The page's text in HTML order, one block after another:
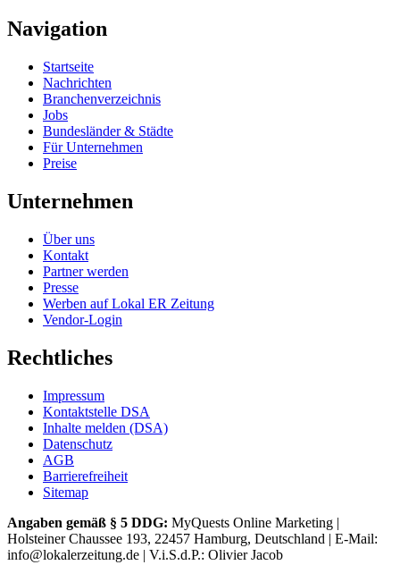
Navigation
Startseite
Nachrichten
Branchenverzeichnis
Jobs
Bundesländer & Städte
Für Unternehmen
Preise
Unternehmen
Über uns
Kontakt
Partner werden
Presse
Werben auf Lokal ER Zeitung
Vendor-Login
Rechtliches
Impressum
Kontaktstelle DSA
Inhalte melden (DSA)
Datenschutz
AGB
Barrierefreiheit
Sitemap
Angaben gemäß § 5 DDG: MyQuests Online Marketing |
Holsteiner Chaussee 193, 22457 Hamburg, Deutschland | E-Mail:
info@lokalerzeitung.de | V.i.S.d.P.: Olivier Jacob